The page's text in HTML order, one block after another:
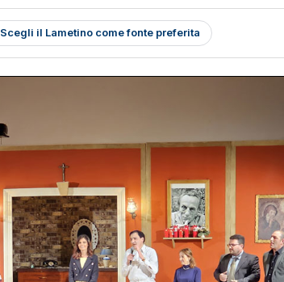
Scegli il Lametino come fonte preferita